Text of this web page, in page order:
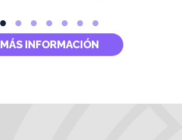
MÁS INFORMACIÓN